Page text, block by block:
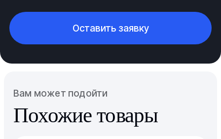
Оставить заявку
Вам может подойти
Похожие товары